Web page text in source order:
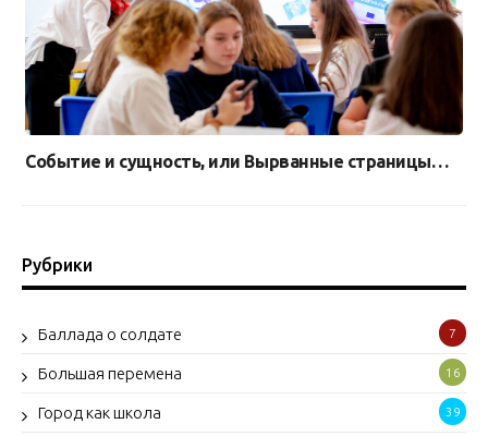
Событие и сущность, или Вырванные страницы…
Рубрики
Баллада о солдате 7
Большая перемена 16
Город как школа 39